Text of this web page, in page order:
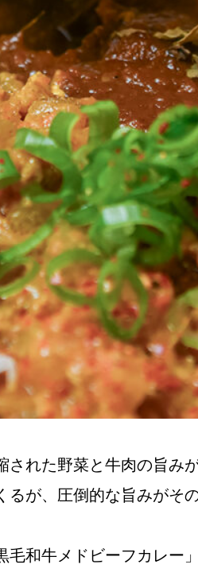
れた野菜と牛肉の旨み
が、圧倒的な旨みがそ
和牛メドビーフカレー